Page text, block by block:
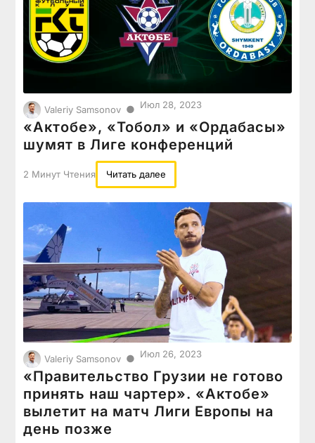
Valeriy Samsonov ● Июл 28, 2023
«Актобе», «Тобол» и «Ордабасы»
шумят в Лиге конференций
2 Минут Чтения Читать далее
Valeriy Samsonov ● Июл 26, 2023
«Правительство Грузии не готово
принять наш чартер». «Актобе»
вылетит на матч Лиги Европы на
день позже